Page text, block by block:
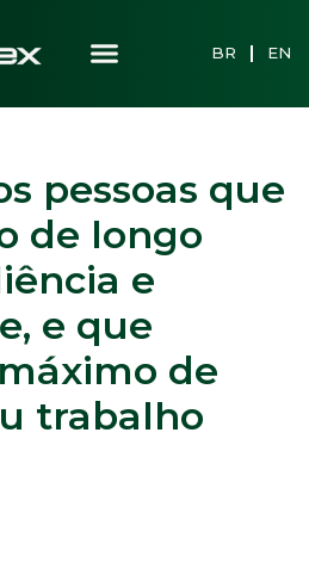
BR EN
pessoas que
de longo
e
e que
de
trabalho